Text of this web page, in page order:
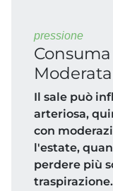
pressione
Il sale può
arteriosa,
con
l'estate,
perdere più
traspirazione.